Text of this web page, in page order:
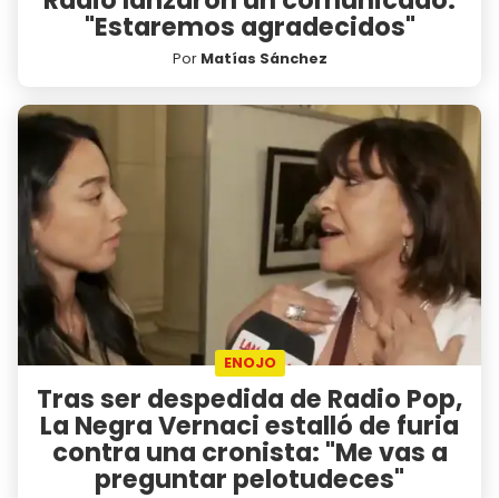
"Estaremos agradecidos"
Por Matías Sánchez
ENOJO
Tras ser despedida de Radio Pop,
La Negra Vernaci estalló de furia
contra una cronista: "Me vas a
preguntar pelotudeces"